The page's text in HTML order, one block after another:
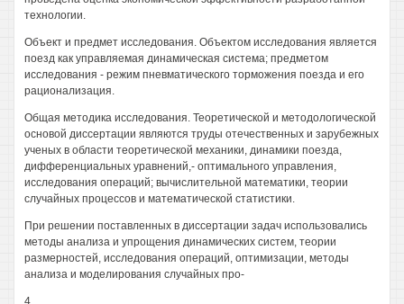
технологии.
Объект и предмет исследования. Объектом исследования является
поезд как управляемая динамическая система; предметом
исследования - режим пневматического торможения поезда и его
рационализация.
Общая методика исследования. Теоретической и методологической
основой диссертации являются труды отечественных и зарубежных
ученых в области теоретической механики, динамики поезда,
дифференциальных уравнений,- оптимального управления,
исследования операций; вычислительной математики, теории
случайных процессов и математической статистики.
При решении поставленных в диссертации задач использовались
методы анализа и упрощения динамических систем, теории
размерностей, исследования операций, оптимизации, методы
анализа и моделирования случайных про-
4